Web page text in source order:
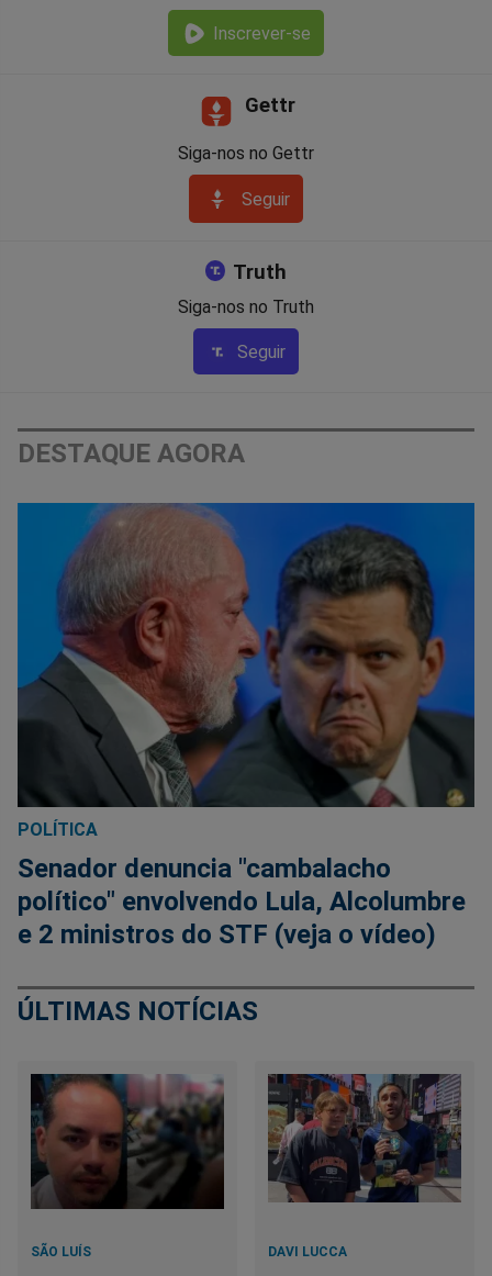
Inscrever-se
Gettr
Siga-nos no Gettr
Seguir
Truth
Siga-nos no Truth
Seguir
DESTAQUE AGORA
POLÍTICA
Senador denuncia "cambalacho
político" envolvendo Lula, Alcolumbre
e 2 ministros do STF (veja o vídeo)
ÚLTIMAS NOTÍCIAS
SÃO LUÍS DAVI LUCCA